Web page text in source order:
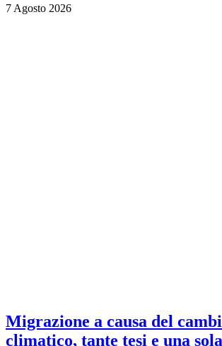
7 Agosto 2026
Migrazione a causa del
climatico, tante tesi e una